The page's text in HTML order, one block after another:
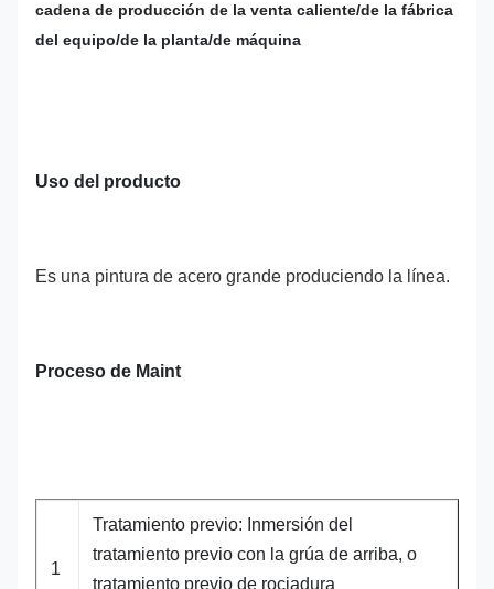
cadena de producción de la venta caliente/de la fábrica
del equipo/de la planta/de máquina
Uso del producto
Es una pintura de acero grande produciendo la línea.
Proceso de Maint
1
Tratamiento previo: Inmersión del
tratamiento previo con la grúa de arriba, o
tratamiento previo de rociadura